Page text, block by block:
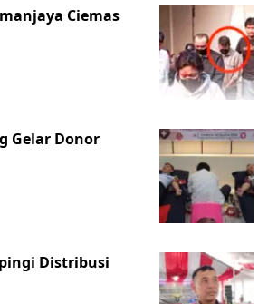
Ciemas
Gelar Donor
Distribusi